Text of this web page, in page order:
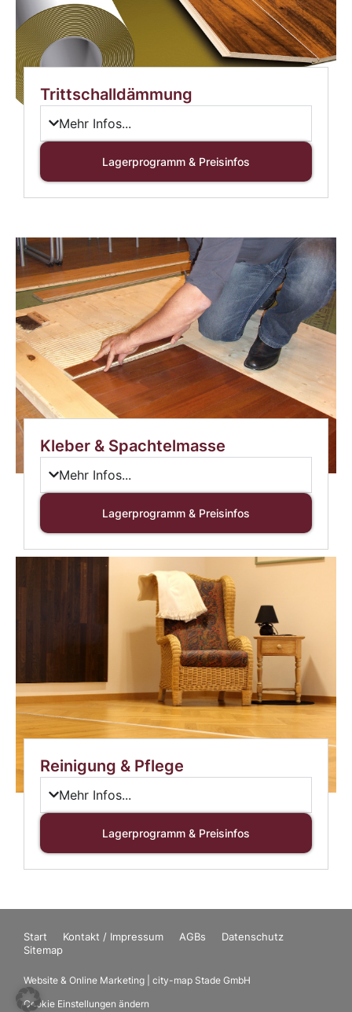
Trittschalldämmung
Mehr Infos...
Lagerprogramm & Preisinfos
Kleber & Spachtelmasse
Mehr Infos...
Lagerprogramm & Preisinfos
Reinigung & Pflege
Mehr Infos...
Lagerprogramm & Preisinfos
Website & Online Marketing | city-map Stade GmbH
Start Kontakt / Impressum AGBs
Datenschutz
Sitemap
Cookie Einstellungen ändern